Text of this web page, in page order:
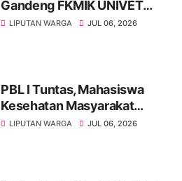
Gandeng FKMIK UNIVET
BANTARA Santuni Anak
LIPUTAN WARGA JUL 06, 2026
PBL I Tuntas, Mahasiswa
Kesehatan Masyarakat
UNIVET BANTARA Siap
LIPUTAN WARGA JUL 06, 2026